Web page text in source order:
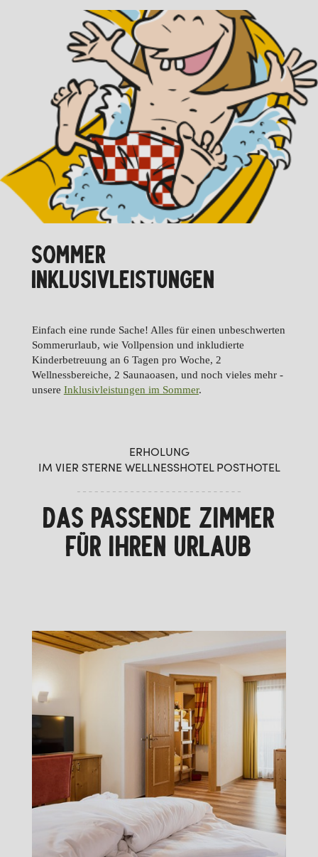
SOMMER
INKLUSIVLEISTUNGEN
Einfach eine runde Sache! Alles für einen unbeschwerten
Sommerurlaub, wie Vollpension und inkludierte
Kinderbetreuung an 6 Tagen pro Woche, 2
Wellnessbereiche, 2 Saunaoasen, und noch vieles mehr -
unsere Inklusivleistungen im Sommer.
ERHOLUNG
IM VIER STERNE WELLNESSHOTEL POSTHOTEL
DAS PASSENDE ZIMMER
FÜR IHREN URLAUB